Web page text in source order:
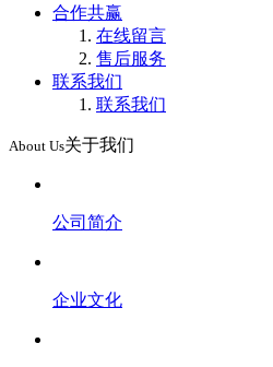
合作共赢
在线留言
售后服务
联系我们
联系我们
About Us关于我们
公司简介
企业文化